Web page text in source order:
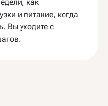
как
и питание, когда
Вы уходите с